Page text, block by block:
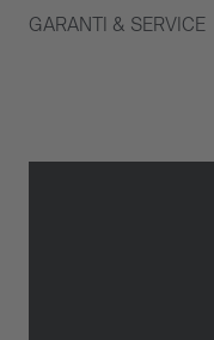
GARANTI & SERVICE